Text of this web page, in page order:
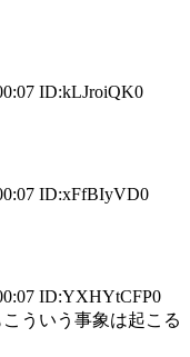
ID:kLJroiQK0
ID:xFfBIyVD0
ID:YXHYtCFP0
ういう事象は起こる